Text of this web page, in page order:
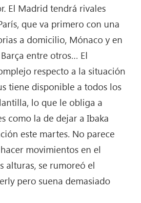
El Madrid tendrá rivales
que va primero con una
a domicilio, Mónaco y en
entre otros… El
respecto a la situación
tiene disponible a todos los
lo que le obliga a
como la de dejar a Ibaka
este martes. No parece
movimientos en el
alturas, se rumoreó el
pero suena demasiado